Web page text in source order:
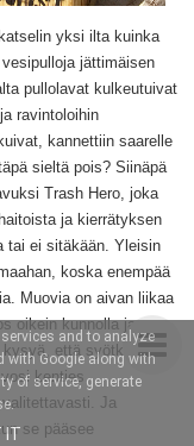
yksi ilta kuinka
jättimäisen
pullolavat kulkeutuivat
ravintoloihin
kannettiin saarelle
sieltä pois? Siinäpä
Trash Hero, joka
ja kierrätyksen
tai ei sitäkään. Yleisin
koska enempää
Muovia on aivan liikaa
oikein kunnolla ja
että syötkö
kenties
Ja
se pääsee
and to analyze
with Google along with
of service, generate
IT